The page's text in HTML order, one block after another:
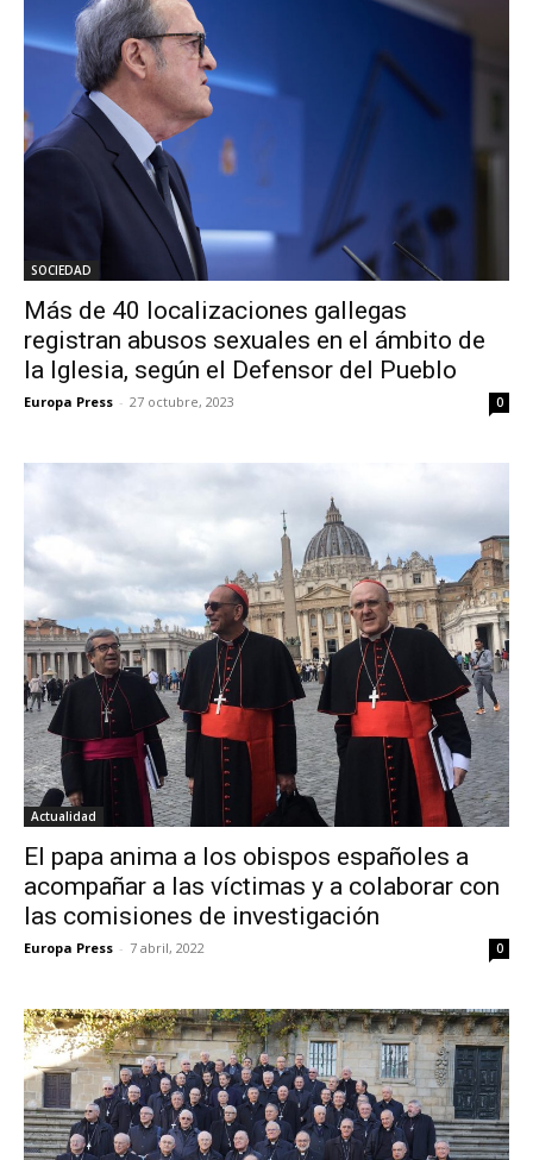
SOCIEDAD
Más de 40 localizaciones gallegas
registran abusos sexuales en el ámbito de
la Iglesia, según el Defensor del Pueblo
Europa Press - 27 octubre, 2023 0
Actualidad
El papa anima a los obispos españoles a
acompañar a las víctimas y a colaborar con
las comisiones de investigación
Europa Press - 7 abril, 2022 0